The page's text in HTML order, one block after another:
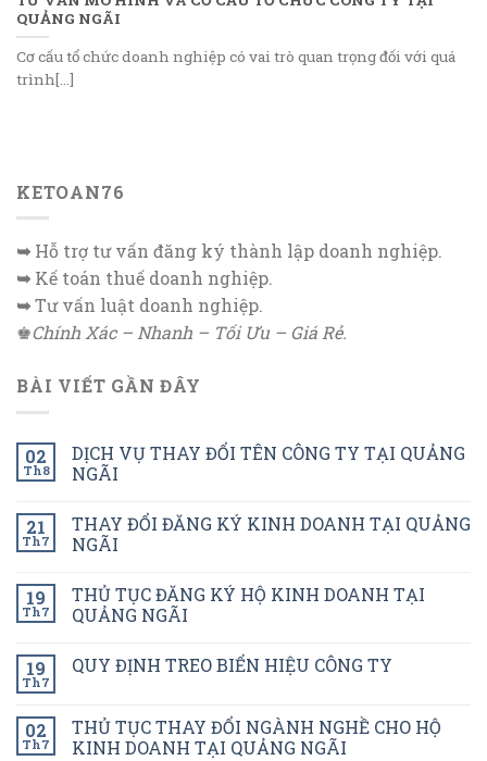
QUẢNG NGÃI
Cơ cấu tổ chức doanh nghiệp có vai trò quan trọng đối với quá
trình[...]
KETOAN76
➥Hỗ trợ tư vấn đăng ký thành lập doanh nghiệp.
➥Kế toán thuế doanh nghiệp.
➥Tư vấn luật doanh nghiệp.
♚Chính Xác – Nhanh – Tối Ưu – Giá Rẻ.
BÀI VIẾT GẦN ĐÂY
02
Th8
DỊCH VỤ THAY ĐỔI TÊN CÔNG TY TẠI QUẢNG
NGÃI
21
Th7
THAY ĐỔI ĐĂNG KÝ KINH DOANH TẠI QUẢNG
NGÃI
19
Th7
THỦ TỤC ĐĂNG KÝ HỘ KINH DOANH TẠI
QUẢNG NGÃI
19
Th7
QUY ĐỊNH TREO BIỂN HIỆU CÔNG TY
02
Th7
THỦ TỤC THAY ĐỔI NGÀNH NGHỀ CHO HỘ
KINH DOANH TẠI QUẢNG NGÃI